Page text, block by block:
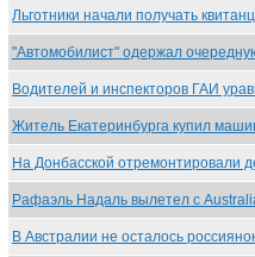
Льготники начали получать
"Автомобилист" одержал
Водителей и инспекторов ГАИ
Житель Екатеринбурга купил
На Донбасской отремонтировали
Рафаэль Надаль вылетел с
В Австралии не осталось